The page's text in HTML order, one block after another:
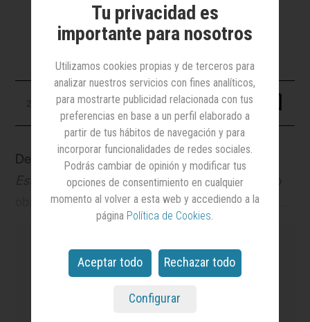
que lleva a cabo Imop Insights para
AERC Radio Value
20 octubre 2023
De acuerdo con los datos contenidos en el
Estudio de Eficacia Publicitaria en Medios
objetivo principal es medir la eficacia publicitaria
de forma comparada en los distintos medios con
televisión y digital sobre la base del recuerdo, la
publicitaria, pues es el que genera un recuerdo
líder en notoriedad y credibilidad
Tu privacidad es
importante para nosotros
Utilizamos cookies propias y de terceros para
analizar nuestros servicios con fines analíticos,
para mostrarte publicidad relacionada con tus
preferencias en base a un perfil elaborado a
partir de tus hábitos de navegación y para
incorporar funcionalidades de redes sociales.
Podrás cambiar de opinión y modificar tus
opciones de consentimiento en cualquier
momento al volver a esta web y accediendo a la
página Política de Cookies
Aceptar todo Rechazar todo
Configurar